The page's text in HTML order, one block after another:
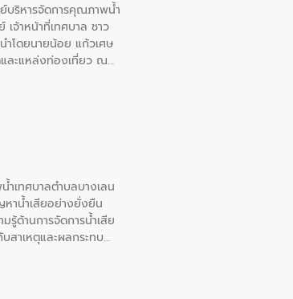
บริหารจัดการคุณภาพน้ำ
เจ้าหน้าที่เทศบาล ชาว
ำโดยนายน้อย แก้วเศษ
และแหล่งท่องเที่ยว ณ
เทศบาลตำบลบางเลน
หาน้ำเสียอย่างยั่งยืน
รู้ด้านการจัดการน้ำเสีย
สาเหตุและผลกระทบ
ลน จังหวัดนครปฐม